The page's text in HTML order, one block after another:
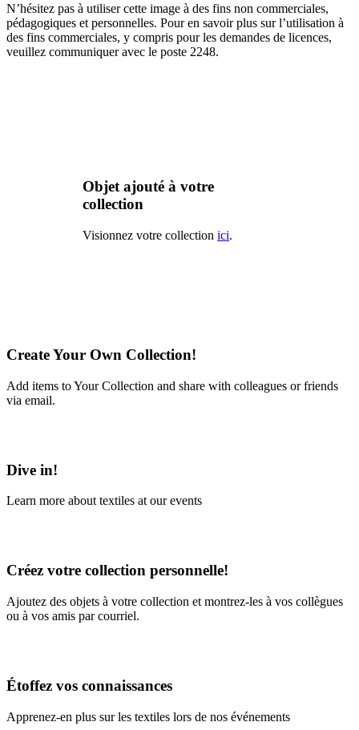
N’hésitez pas à utiliser cette image à des fins non commerciales,
pédagogiques et personnelles. Pour en savoir plus sur l’utilisation à
des fins commerciales, y compris pour les demandes de licences,
veuillez communiquer avec le poste 2248.
Objet ajouté à votre
collection
Visionnez votre collection ici.
Create Your Own Collection!
Add items to Your Collection and share with colleagues or friends
via email.
Dive in!
Learn more about textiles at our events
Créez votre collection personnelle!
Ajoutez des objets à votre collection et montrez-les à vos collègues
ou à vos amis par courriel.
Étoffez vos connaissances
Apprenez-en plus sur les textiles lors de nos événements